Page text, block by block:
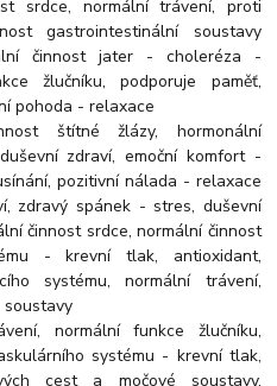
srdce, normální trávení, proti
gastrointestinální soustavy
činnost jater - choleréza -
žlučníku, podporuje paměť,
pohoda - relaxace
štítné žlázy, hormonální
zdraví, emoční komfort -
pozitivní nálada - relaxace
zdravý spánek - stres, duševní
činnost srdce, normální činnost
- krevní tlak, antioxidant,
systému, normální trávení,
soustavy
normální funkce žlučníku,
systému - krevní tlak,
cest a močové soustavy,